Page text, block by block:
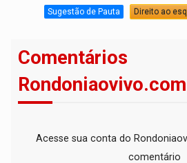
Sugestão de Pauta Direito ao
Comentários
Acesse sua conta do
comentário